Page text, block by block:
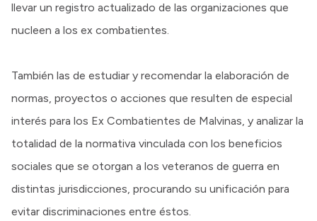
llevar un registro actualizado de las organizaciones que
nucleen a los ex combatientes.
También las de estudiar y recomendar la elaboración de
normas, proyectos o acciones que resulten de especial
interés para los Ex Combatientes de Malvinas, y analizar la
totalidad de la normativa vinculada con los beneficios
sociales que se otorgan a los veteranos de guerra en
distintas jurisdicciones, procurando su unificación para
evitar discriminaciones entre éstos.